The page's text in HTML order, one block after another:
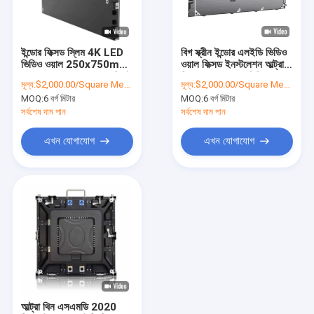
আমাদের সম্পর্কে
খবর
আউটডোর এলইডি স্ক্রিন
বিজ্ঞাপন LED ডিসপ্লে স্ক্রীন
LED স্টেজ ব্যাকড্রপ স্ক্রীন
ইন্ডোর ফিক্সড স্লিম 4K LED
ভিডিও ওয়াল 250x750mm
মূল্য:$2,000.00/Square Meters 6-49 Square Meters
MOQ:6 বর্গ মিটার
সর্বশেষ দাম পান
এখন যোগাযোগ
বিগ স্ক্রীন ইন্ডোর এলইডি ভিডিও
ওয়াল ফিক্সড ইনস্টলেশন আল্ট্রা
মূল্য:$2,000.00/Square Meters 6-49 Square Meters
MOQ:6 বর্গ মিটার
সর্বশেষ দাম পান
এখন যোগাযোগ
আল্ট্রা থিন এসএমডি 2020